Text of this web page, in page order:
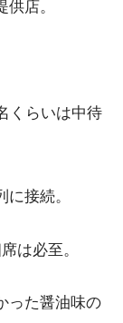
店。
くらいは中待
接続。
は必至。
った醤油味の